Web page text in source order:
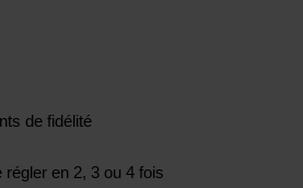
de fidélité
en 2, 3 ou 4 fois